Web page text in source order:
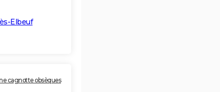
Elbeuf
cagnotte obsèques